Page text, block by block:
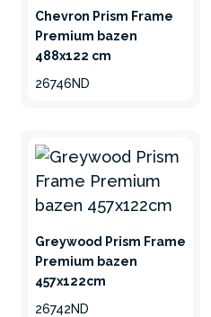
3-slojni PVC
je izrađeno korito
I
kombinacija
i stila. Optimalna
i nenadmašna
Chevron Prism Frame
Premium bazen
488x122 cm
26746ND
Greywood Prism Frame
Premium bazen
457x122cm
26742ND